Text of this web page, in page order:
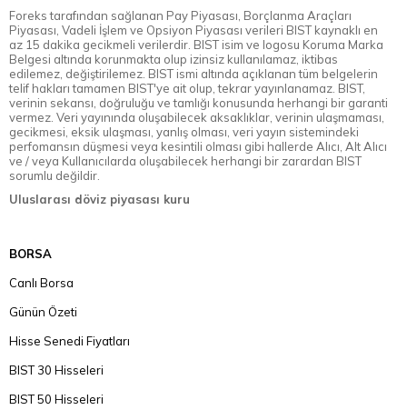
Foreks tarafından sağlanan Pay Piyasası, Borçlanma Araçları
Piyasası, Vadeli İşlem ve Opsiyon Piyasası verileri BIST kaynaklı en
az 15 dakika gecikmeli verilerdir. BIST isim ve logosu Koruma Marka
Belgesi altında korunmakta olup izinsiz kullanılamaz, iktibas
edilemez, değiştirilemez. BIST ismi altında açıklanan tüm belgelerin
telif hakları tamamen BIST'ye ait olup, tekrar yayınlanamaz. BIST,
verinin sekansı, doğruluğu ve tamlığı konusunda herhangi bir garanti
vermez. Veri yayınında oluşabilecek aksaklıklar, verinin ulaşmaması,
gecikmesi, eksik ulaşması, yanlış olması, veri yayın sistemindeki
perfomansın düşmesi veya kesintili olması gibi hallerde Alıcı, Alt Alıcı
ve / veya Kullanıcılarda oluşabilecek herhangi bir zarardan BIST
sorumlu değildir.
Uluslarası döviz piyasası kuru
BORSA
Canlı Borsa
Günün Özeti
Hisse Senedi Fiyatları
BIST 30 Hisseleri
BIST 50 Hisseleri